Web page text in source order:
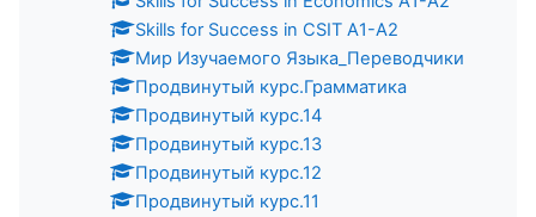
Skills for Success in CSIT A1-A2
Мир Изучаемого Языка_Переводчики
Продвинутый курс.Грамматика
Продвинутый курс.14
Продвинутый курс.13
Продвинутый курс.12
Продвинутый курс.11